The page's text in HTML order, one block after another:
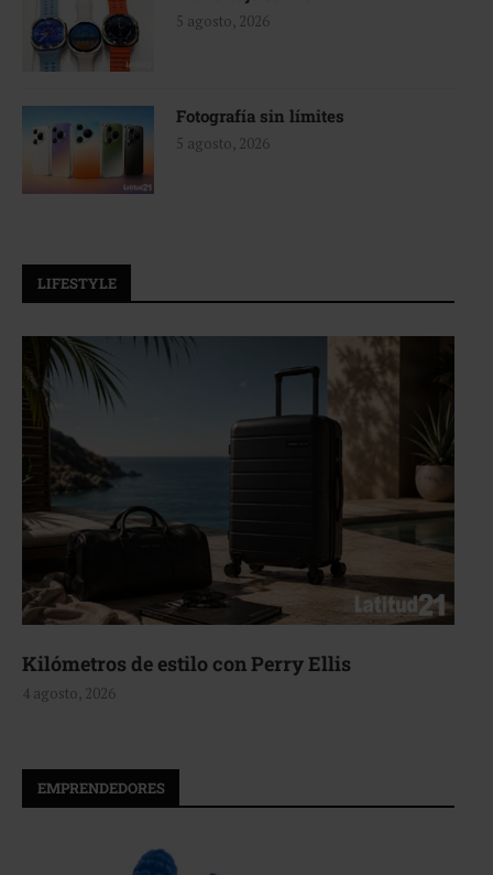
5 agosto, 2026
Fotografía sin límites
5 agosto, 2026
LIFESTYLE
Aerie, texturas que fluyen
4 agosto, 2026
EMPRENDEDORES